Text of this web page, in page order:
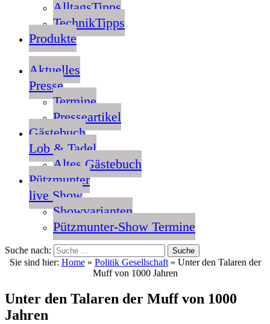
AlltagsTipps
TechnikTipps
Produkte
Aktuelles
Presse
Termine
Presseartikel
Gästebuch
Lob & Tadel
Altes Gästebuch
Pützmunter
live Show
Showvarianten
Pützmunter-Show Termine
Suche nach:
Sie sind hier: Home» Politik Gesellschaft» Unter den Talaren der
Muff von 1000 Jahren
Unter den Talaren der Muff von 1000
Jahren